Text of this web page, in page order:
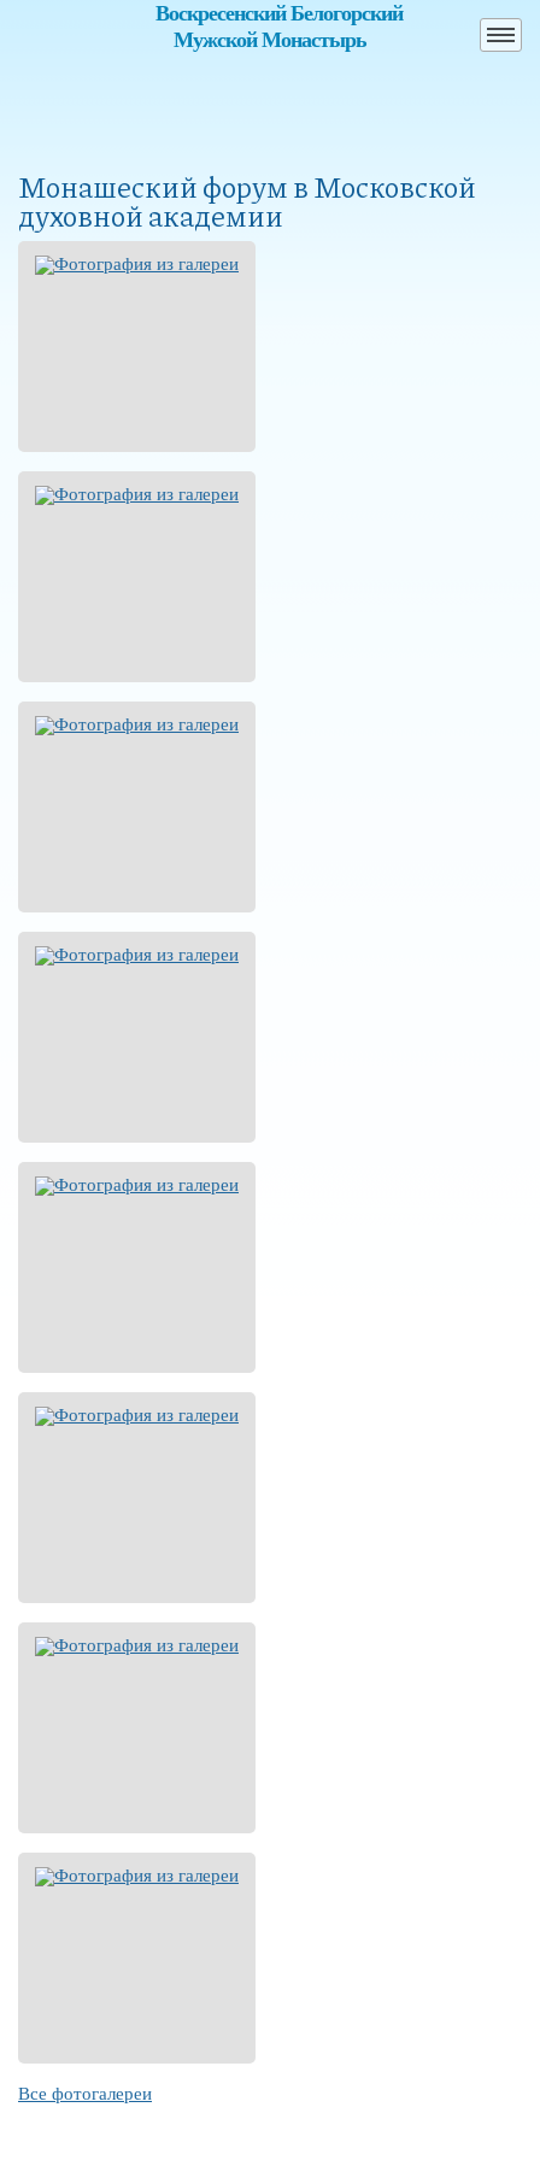
Воскресенский Белогорский
Мужской Монастырь
Монашеский форум в Московской
духовной академии
Все фотогалереи